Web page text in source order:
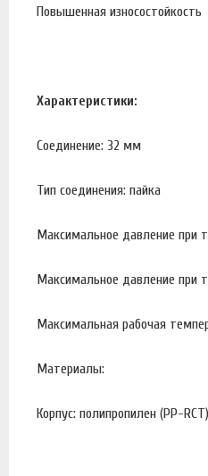
Повышенная износостойкость
Характеристики:
Соединение: 32 мм
Тип соединения: пайка
Максимальное давление при
Максимальное давление при
Максимальная рабочая
Материалы:
Корпус: полипропилен (PP-RCT)